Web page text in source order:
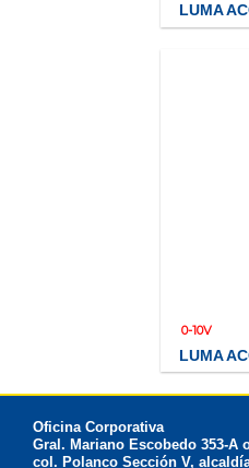
LUMA
0-10V
LUMA
Oficina Corporativa
Gral. Mariano Escobedo 353-A
col. Polanco Sección V,